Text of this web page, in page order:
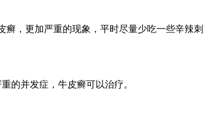
，更加严重的现象，平时尽量少吃一些辛辣刺
的并发症，牛皮癣可以治疗。